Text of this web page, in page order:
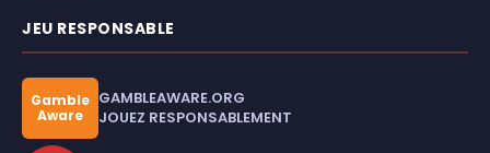
JEU RESPONSABLE
Gamble
Aware
GAMBLEAWARE.ORG
JOUEZ RESPONSABLEMENT